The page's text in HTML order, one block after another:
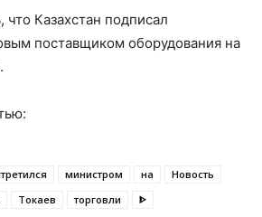
Казахстан подписал
поставщиком оборудования на
министром на
Новость
Токаев торговли ᐈ